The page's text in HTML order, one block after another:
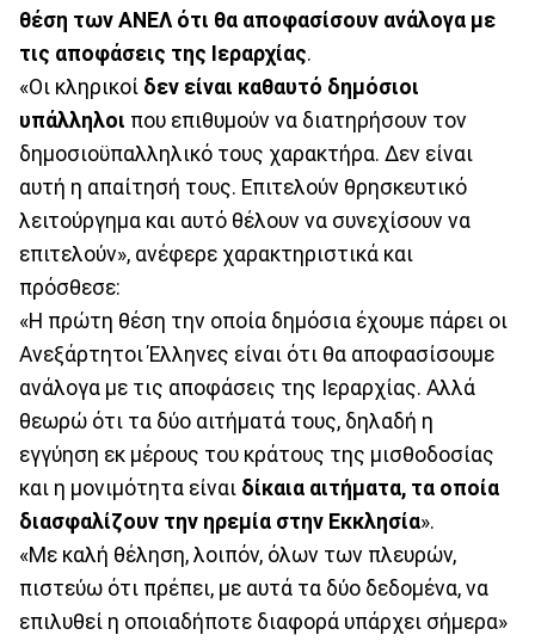
θέση των ΑΝΕΛ ότι θα αποφασίσουν ανάλογα με
τις αποφάσεις της Ιεραρχίας.
«Οι κληρικοί δεν είναι καθαυτό δημόσιοι
υπάλληλοι που επιθυμούν να διατηρήσουν τον
δημοσιοϋπαλληλικό τους χαρακτήρα. Δεν είναι
αυτή η απαίτησή τους. Επιτελούν θρησκευτικό
λειτούργημα και αυτό θέλουν να συνεχίσουν να
επιτελούν», ανέφερε χαρακτηριστικά και
πρόσθεσε:
«Η πρώτη θέση την οποία δημόσια έχουμε πάρει οι
Ανεξάρτητοι Έλληνες είναι ότι θα αποφασίσουμε
ανάλογα με τις αποφάσεις της Ιεραρχίας. Αλλά
θεωρώ ότι τα δύο αιτήματά τους, δηλαδή η
εγγύηση εκ μέρους του κράτους της μισθοδοσίας
και η μονιμότητα είναι δίκαια αιτήματα, τα οποία
διασφαλίζουν την ηρεμία στην Εκκλησία».
«Με καλή θέληση, λοιπόν, όλων των πλευρών,
πιστεύω ότι πρέπει, με αυτά τα δύο δεδομένα, να
επιλυθεί η οποιαδήποτε διαφορά υπάρχει σήμερα»